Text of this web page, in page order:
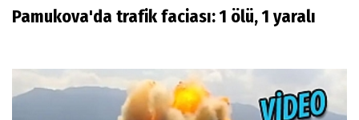
Pamukova'da trafik faciası: 1 ölü, 1 yaralı